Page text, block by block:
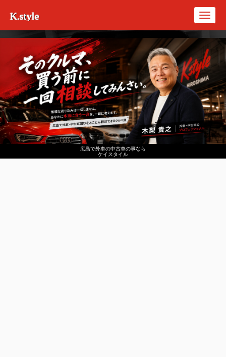
広島で外車の中古車の事なら
ケイスタイル
K.style